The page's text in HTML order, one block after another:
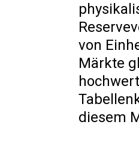
von
Märkte
diesem